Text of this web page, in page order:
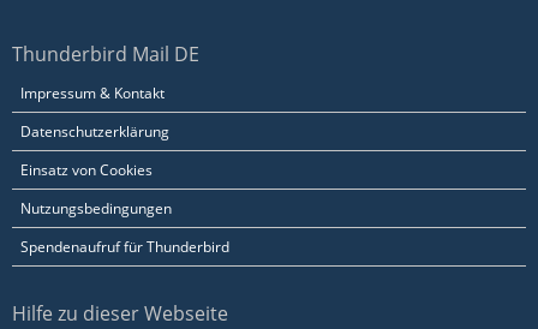
Thunderbird Mail DE
Impressum & Kontakt
Datenschutzerklärung
Einsatz von Cookies
Nutzungsbedingungen
Spendenaufruf für Thunderbird
Hilfe zu dieser Webseite